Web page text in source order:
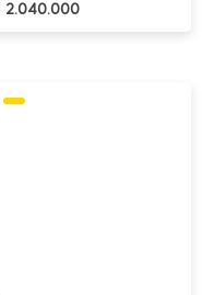
cân nền vững chắc
2.040.000